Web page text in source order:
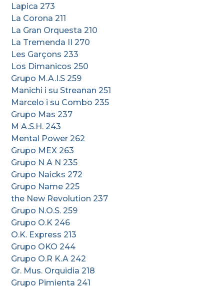
Lapica 273
La Corona 211
La Gran Orquesta 210
La Tremenda II 270
Les Garçons 233
Los Dimanicos 250
Grupo M.A.I.S 259
Manichi i su Streanan 251
Marcelo i su Combo 235
Grupo Mas 237
M A.S.H. 243
Mental Power 262
Grupo MEX 263
Grupo N A N 235
Grupo Naicks 272
Grupo Name 225
the New Revolution 237
Grupo N.O.S. 259
Grupo O.K 246
O.K. Express 213
Grupo OKO 244
Grupo O.R K.A 242
Gr. Mus. Orquidia 218
Grupo Pimienta 241